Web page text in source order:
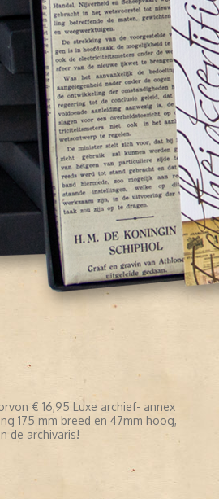
€ 16,95 Luxe archief- annex
175 mm breed en 47mm hoog,
de archivaris!